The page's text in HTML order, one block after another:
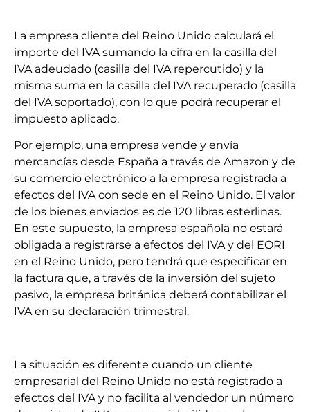
La empresa cliente del Reino Unido calculará el
importe del IVA sumando la cifra en la casilla del
IVA adeudado (casilla del IVA repercutido) y la
misma suma en la casilla del IVA recuperado (casilla
del IVA soportado), con lo que podrá recuperar el
impuesto aplicado.
Por ejemplo, una empresa vende y envía
mercancías desde España a través de Amazon y de
su comercio electrónico a la empresa registrada a
efectos del IVA con sede en el Reino Unido. El valor
de los bienes enviados es de 120 libras esterlinas.
En este supuesto, la empresa española no estará
obligada a registrarse a efectos del IVA y del EORI
en el Reino Unido, pero tendrá que especificar en
la factura que, a través de la inversión del sujeto
pasivo, la empresa británica deberá contabilizar el
IVA en su declaración trimestral.
La situación es diferente cuando un cliente
empresarial del Reino Unido no está registrado a
efectos del IVA y no facilita al vendedor un número